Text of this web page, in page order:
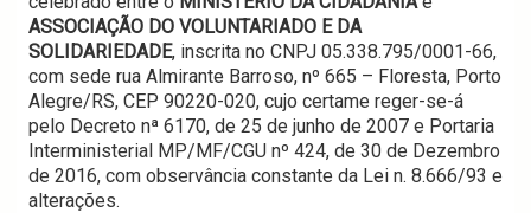
ASSOCIAÇÃO DO VOLUNTARIADO E DA
SOLIDARIEDADE, inscrita no CNPJ 05.338.795/0001-66,
com sede rua Almirante Barroso, nº 665 – Floresta, Porto
Alegre/RS, CEP 90220-020, cujo certame reger-se-á
pelo Decreto nª 6170, de 25 de junho de 2007 e Portaria
Interministerial MP/MF/CGU nº 424, de 30 de Dezembro
de 2016, com observância constante da Lei n. 8.666/93 e
alterações.